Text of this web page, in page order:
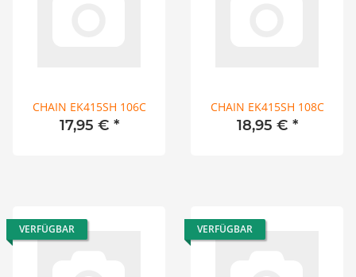
CHAIN EK415SH 106C
17,95 € *
CHAIN EK415SH 108C
18,95 € *
VERFÜGBAR VERFÜGBAR